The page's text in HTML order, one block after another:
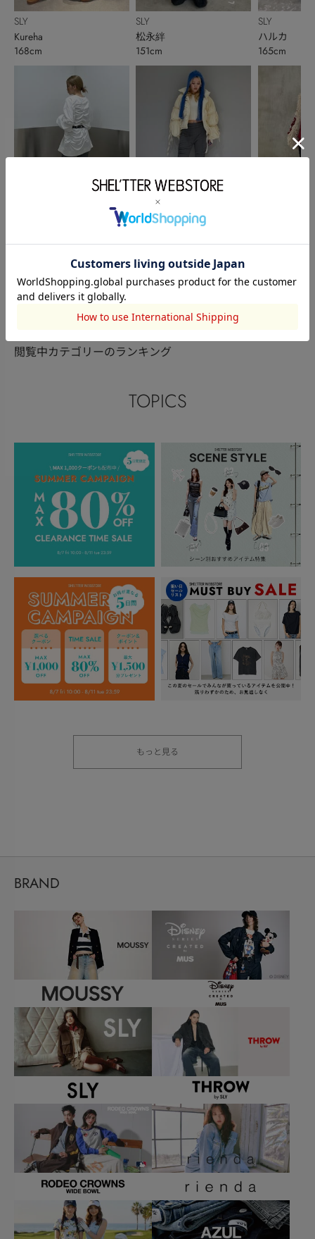
SLY
Kureha
168cm
田村穂香
SLY
松永絆
151cm
波多野 花音
155cm
SLY
ハルカ
165cm
大津瑠菜
このアイテムを見た人がチェックしている商品
閲覧中カテゴリーのランキング
TOPICS
もっと見る
BRAND